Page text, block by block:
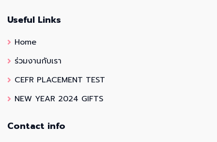
Useful Links
Home
ร่วมงานกับเรา
CEFR PLACEMENT TEST
NEW YEAR 2024 GIFTS
Contact info